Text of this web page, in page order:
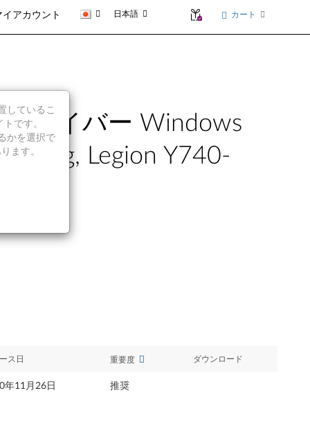
イアカウント 日本語 カート
ライバー Windows
Legion Y740-
ス日 重要度 ダウンロード
年11月26日 推奨
しているこ
です。
かを選択で
ます。